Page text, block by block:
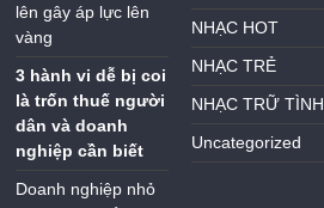
lên gây áp lực lên
vàng
3 hành vi dễ bị coi
là trốn thuế người
dân và doanh
nghiệp cần biết
Doanh nghiệp nhỏ
NHẠC HOT
NHẠC TRẺ
NHẠC TRỮ TÌNH
Uncategorized